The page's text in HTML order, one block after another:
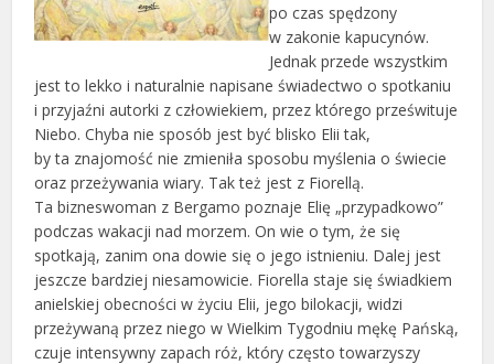
po czas spędzony
w zakonie kapucynów.
Jednak przede wszystkim
jest to lekko i naturalnie napisane świadectwo o spotkaniu
i przyjaźni autorki z człowiekiem, przez którego prześwituje
Niebo. Chyba nie sposób jest być blisko Elii tak,
by ta znajomość nie zmieniła sposobu myślenia o świecie
oraz przeżywania wiary. Tak też jest z Fiorellą.
Ta bizneswoman z Bergamo poznaje Elię „przypadkowo”
podczas wakacji nad morzem. On wie o tym, że się
spotkają, zanim ona dowie się o jego istnieniu. Dalej jest
jeszcze bardziej niesamowicie. Fiorella staje się świadkiem
anielskiej obecności w życiu Elii, jego bilokacji, widzi
przeżywaną przez niego w Wielkim Tygodniu mękę Pańską,
czuje intensywny zapach róż, który często towarzyszy